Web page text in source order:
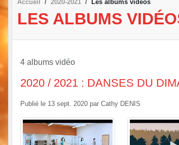
Accueil 2020-2021 Les albums vidéos
LES ALBUMS
4 albums vidéo
2020 / 2021 : DANSES DU
Publié le 13 sept. 2020 par Cathy DENIS